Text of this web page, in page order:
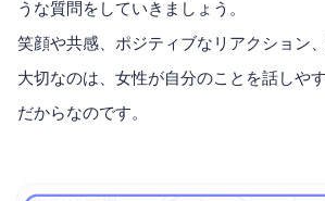
うな質問をしていきましょう。
笑顔や共感、ポジティブなリアクション
大切なのは、女性が自分のことを話しや
だからなのです。